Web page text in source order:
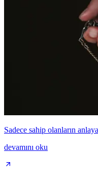
Sadece sahip olanların
devamını oku